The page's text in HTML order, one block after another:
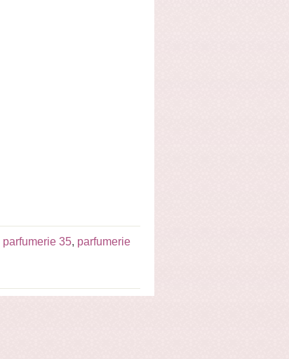
parfumerie 35, parfumerie